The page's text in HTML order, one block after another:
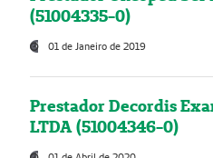
(51004335-0)
01 de Janeiro de 2019
Prestador Decordis
LTDA (51004346-0)